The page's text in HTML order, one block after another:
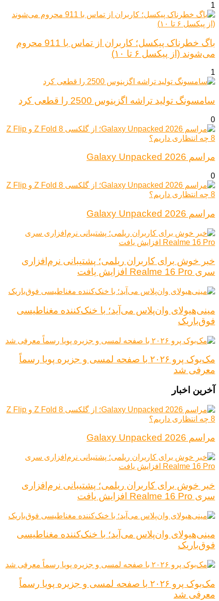
1
باگ خطرناک پیکسل؛ کاربران از تماس با 911 محروم
می‌شوند (از پیکسل ۶ تا ۱۰)
1
سامسونگ تولید تراشه اگزینوس 2500 را قطعی کرد
0
مراسم Galaxy Unpacked 2026
0
مراسم Galaxy Unpacked 2026
خبر خوش برای کاربران ریلمی؛ پشتیبانی نرم‌افزاری
سری Realme 16 Pro افزایش یافت
مینی‌هیولای وان‌پلاس می‌آید؛ با خنک‌کننده مغناطیسی
فوق‌باریک
مک‌بوک پرو ۲۰۲۶ با صفحه لمسی و جزیره پویا رسماً
معرفی شد
آخرین اخبار
مراسم Galaxy Unpacked 2026
خبر خوش برای کاربران ریلمی؛ پشتیبانی نرم‌افزاری
سری Realme 16 Pro افزایش یافت
مینی‌هیولای وان‌پلاس می‌آید؛ با خنک‌کننده مغناطیسی
فوق‌باریک
مک‌بوک پرو ۲۰۲۶ با صفحه لمسی و جزیره پویا رسماً
معرفی شد